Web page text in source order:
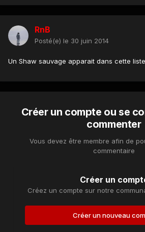
RnB
Posté(e) le 30 juin 2014
Un Shaw sauvage apparait dans cette
Créer un compte ou se
commenter
Vous devez être membre afin de
commentaire
Créer un
Créez un compte sur notre
Créer un nouveau